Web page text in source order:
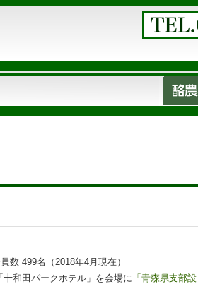
数 499名（2018年4月現在）
和田パークホテル」を会場に
「青森県支部設